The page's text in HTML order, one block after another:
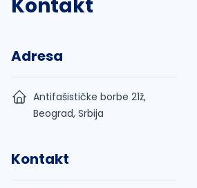
Kontakt
Adresa
Antifašističke borbe 21ž,
Beograd, Srbija
Kontakt